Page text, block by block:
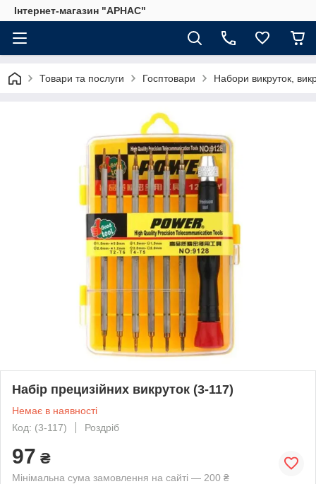
Інтернет-магазин "АРНАС"
Товари та послуги Госптовари Набори викруток,
Набір прецизійних викруток (3-117)
Немає в наявності
Код: (3-117)
Роздріб
97 ₴
Мінімальна сума замовлення на сайті — 200 ₴